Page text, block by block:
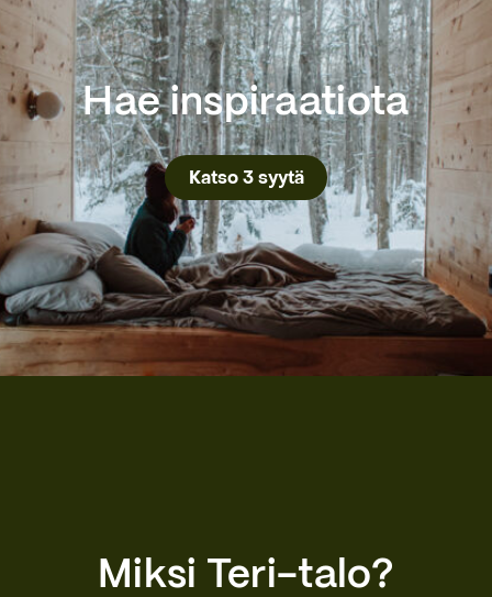
Hae inspiraatiota
Katso 3 syytä
Miksi Teri-talo?